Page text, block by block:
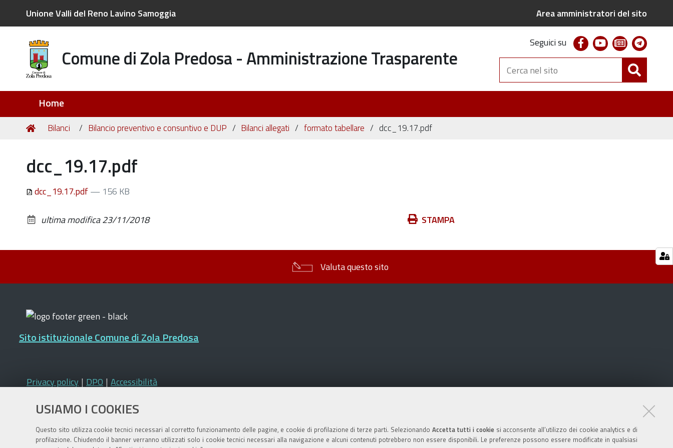
USIAMO I COOKIES
Questo sito utilizza cookie tecnici necessari al corretto funzionamento delle pagine, e cookie di profilazione di terze parti. Selezionando Accetta tutti i cookiesi acconsente all’utilizzo dei cookie analytics e di
profilazione. Chiudendo il banner verranno utilizzati solo i cookie tecnici necessari alla navigazione e alcuni contenuti potrebbero non essere disponibili. Le preferenze possono essere modificate in qualsiasi
Unione Valli del Reno Lavino Samoggia Area amministratori del sito
Comune di Zola Predosa - Amministrazione Trasparente
Seguici su facebookyoutubenewsletter
Cerca
nel
sito
Home
Tu
Home
Bilanci Bilancio preventivo e consuntivo e DUP Bilanci allegati formato tabellare dcc_19.17.pdf
dcc_19.17.pdf
dcc_19.17.pdf— 156 KB
Azioni STAMPA
ultima modifica23/11/2018
Valuta questo sito
Sito istituzionale Comune di Zola Predosa
Privacy policy | DPO | Accessibilità